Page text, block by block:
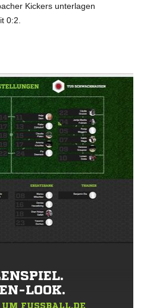
Kickers unterlagen
0:2.
LOOK.
FUSSBALL.DE